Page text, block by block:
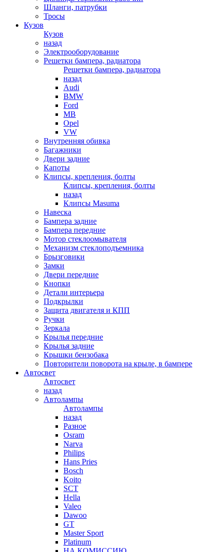
Шланги, патрубки
Тросы
Кузов
Кузов
назад
Электрооборудование
Решетки бампера, радиатора
Решетки бампера, радиатора
назад
Audi
BMW
Ford
MB
Opel
VW
Внутренняя обивка
Багажники
Двери задние
Капоты
Клипсы, крепления, болты
Клипсы, крепления, болты
назад
Клипсы Masuma
Навеска
Бампера задние
Бампера передние
Мотор стеклоомывателя
Механизм стеклоподъемника
Брызговики
Замки
Двери передние
Кнопки
Детали интерьера
Подкрылки
Защита двигателя и КПП
Ручки
Зеркала
Крылья передние
Крылья задние
Крышки бензобака
Повторители поворота на крыле, в бампере
Автосвет
Автосвет
назад
Автолампы
Автолампы
назад
Разное
Osram
Narva
Philips
Hans Pries
Bosch
Koito
SCT
Hella
Valeo
Dawoo
GT
Master Sport
Platinum